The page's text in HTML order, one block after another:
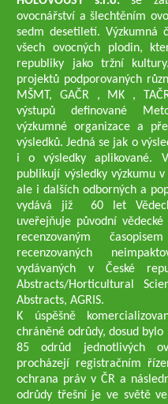
ovocnářství a šlechtěním
sedm desetiletí. Výzkumná
všech ovocných plodin,
republiky jako tržní
projektů podporovaných
MŠMT, GAČR , MK ,
výstupů definované
výzkumné organizace a
výsledků. Jedná se jak o
i o výsledky aplikované.
publikují výsledky výzkumu
ale i dalších odborných a
vydává již 60 let
uveřejňuje původní
recenzovaným
recenzovaných
vydávaných v České
Abstracts/Horticultural
Abstracts, AGRIS.
K úspěšně
chráněné odrůdy, dosud
85 odrůd jednotlivých
procházejí registračním
ochrana práv v ČR a
odrůdy třešní je ve světě